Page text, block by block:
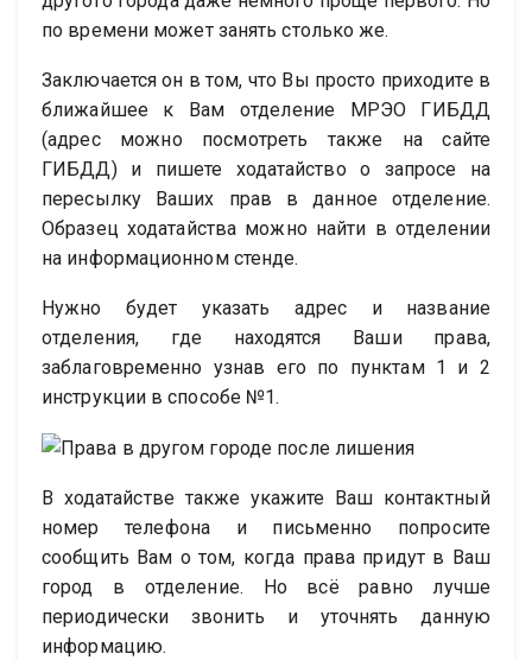
по времени может занять столько же.
Заключается он в том, что Вы просто приходите в
ближайшее к Вам отделение МРЭО ГИБДД
(адрес можно посмотреть также на сайте
ГИБДД) и пишете ходатайство о запросе на
пересылку Ваших прав в данное отделение.
Образец ходатайства можно найти в отделении
на информационном стенде.
Нужно будет указать адрес и название
отделения, где находятся Ваши права,
заблаговременно узнав его по пунктам 1 и 2
инструкции в способе №1.
В ходатайстве также укажите Ваш контактный
номер телефона и письменно попросите
сообщить Вам о том, когда права придут в Ваш
город в отделение. Но всё равно лучше
периодически звонить и уточнять данную
информацию.